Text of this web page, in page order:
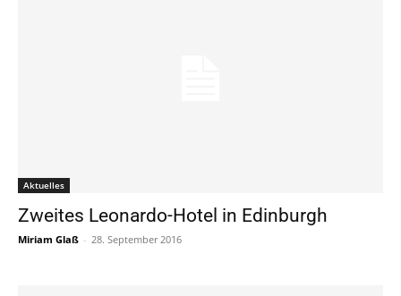
Aktuelles
Zweites Leonardo-Hotel in Edinburgh
Miriam Glaß - 28. September 2016